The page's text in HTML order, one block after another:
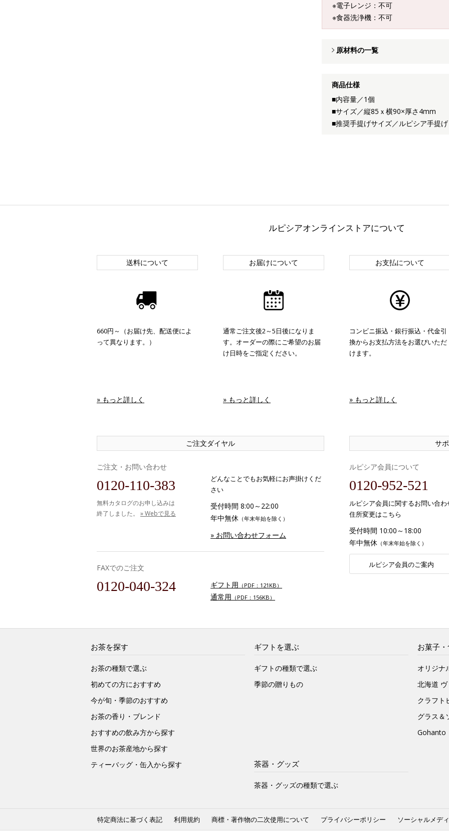
※電子レンジ：不可
※食器洗浄機：不可
原材料の一覧
商品仕様
■内容量／1個
■サイズ／縦85ｘ横90×厚さ4mm
■推奨手提げサイズ／ルピシア手提
ルピシアオンラインストアについて
送料について
660円～（お届け先、配送便によ
って異なります。）
» もっと詳しく
お届けについて
通常ご注文後2～5日後になりま
す。オーダーの際にご希望のお届
け日時をご指定ください。
» もっと詳しく
お支払について
コンビニ振込・銀行振込・代金引
換からお支払方法をお選びいただ
けます。
» もっと詳しく
ご注文ダイヤル
ご注文・お問い合わせ
0120-110-383
無料カタログのお申し込みは
終了しました。 » Webで見る
どんなことでもお気軽にお声掛けくだ
さい
受付時間 8:00～22:00
年中無休 （年末年始を除く）
» お問い合わせフォーム
FAXでのご注文
0120-040-324 ギフト用 （PDF：121KB）
通常用 （PDF：156KB）
サ
ルピシア会員について
0120-952-521
ルピシア会員に関するお問い合わ
住所変更はこちら
受付時間 10:00～18:00
年中無休 （年末年始を除く）
ルピシア会員のご案内
お茶を探す
お茶の種類で選ぶ
初めての方におすすめ
今が旬・季節のおすすめ
お茶の香り・ブレンド
おすすめの飲み方から探す
世界のお茶産地から探す
ティーバッグ・缶入から探す
ギフトを選ぶ
ギフトの種類で選ぶ
季節の贈りもの
お菓子
オリジナ
北海道
クラフト
グラス＆
Gohanto
茶器・グッズ
茶器・グッズの種類で選ぶ
特定商法に基づく表記 利用規約 商標・著作物の二次使用について プライバシーポリシー ソーシャルメデ